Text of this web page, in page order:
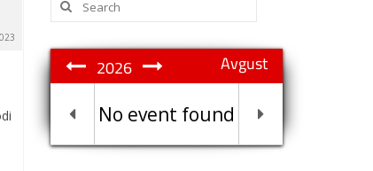
for:
Avgust
2026
No event found